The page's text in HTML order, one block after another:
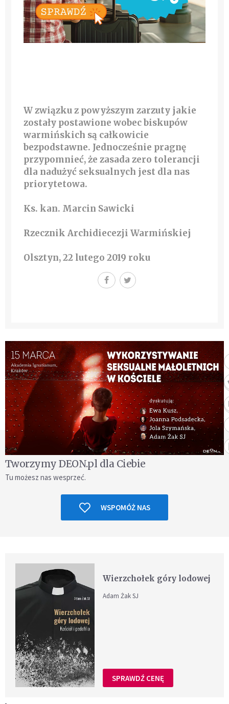
W związku z powyższym zarzuty jakie
zostały postawione wobec biskupów
warmińskich są całkowicie
bezpodstawne. Jednocześnie pragnę
przypomnieć, że zasada zero tolerancji
dla nadużyć seksualnych jest dla nas
priorytetowa.
Ks. kan. Marcin Sawicki
Rzecznik Archidiecezji Warmińskiej
Olsztyn, 22 lutego 2019 roku
Tworzymy DEON.pl dla Ciebie
Tu możesz nas wesprzeć.
WSPOMÓŻ NAS
Wierzchołek góry lodowej
Adam Żak SJ
SPRAWDŹ CENĘ